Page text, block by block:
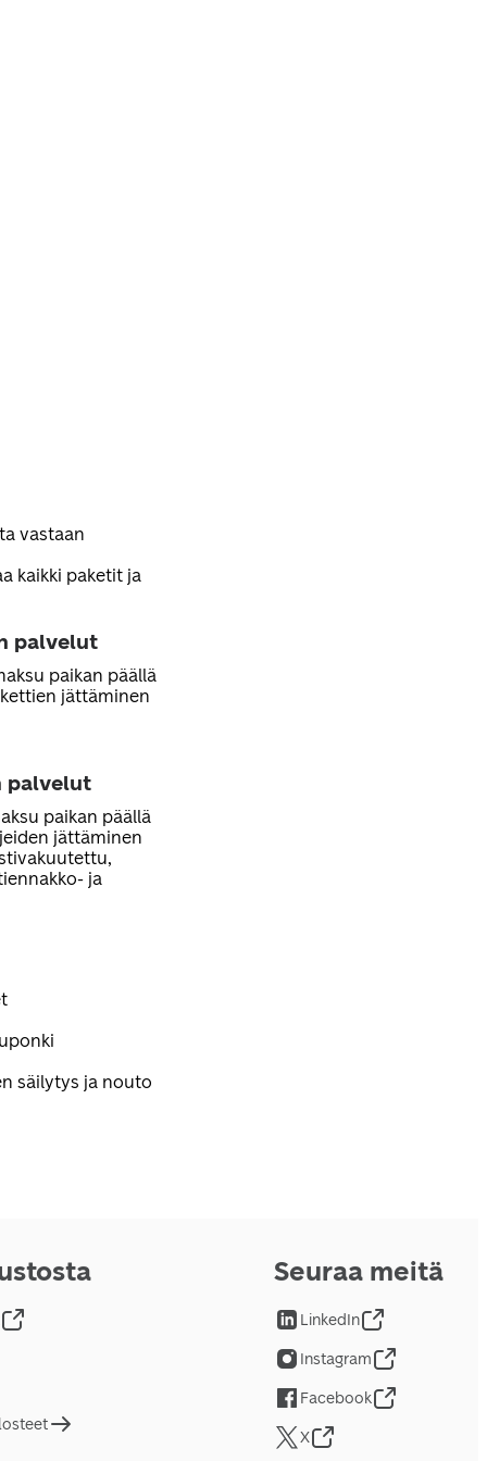
vastaan
kaikki paketit ja
palvelut
paikan päällä
jättäminen
palvelut
paikan päällä
jättäminen
ja
säilytys ja nouto
Seuraa meitä
LinkedIn
Instagram
Facebook
X